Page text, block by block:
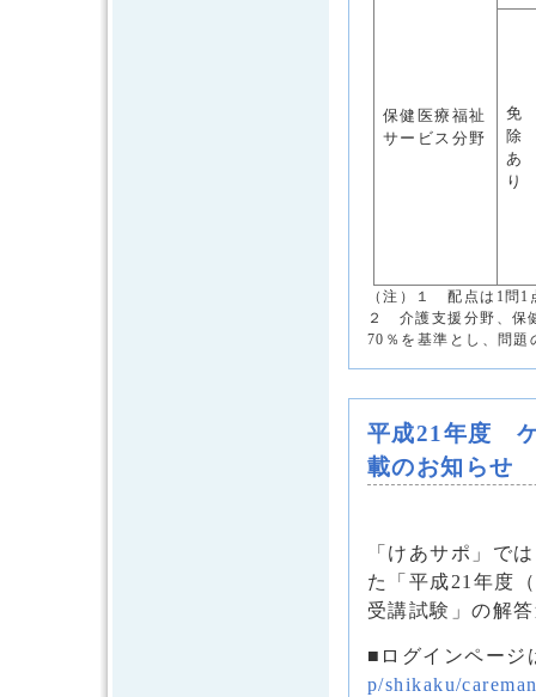
保健医療福祉
サービス分野
免
除
あ
り
（注）１ 配点は1問1
２ 介護支援分野、保
70％を基準とし、問
平成21年度
載のお知らせ
「けあサポ」で
た「平成21年度
受講試験」の解
■ログインペー
p/shikaku/